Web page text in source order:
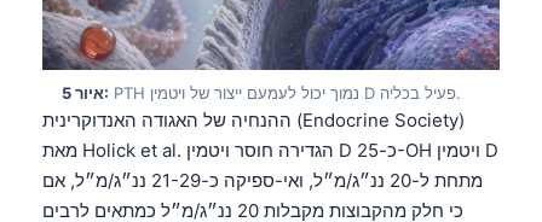
איור 5: PTH נמוך יכול לעמעם ייצור של ויטמין D פעיל בכליה.
ההנחיה של האגודה האנדוקרינית (Endocrine Society)
מאת Holick et al. הגדירה חוסר ויטמין D כ-25-OH ויטמין D
מתחת ל-20 ננ״ג/מ״ל, ואי-ספיקה כ-21-29 ננ״ג/מ״ל, אם
כי חלק מהקבוצות מקבלות 20 ננ״ג/מ״ל כמתאים לרבים